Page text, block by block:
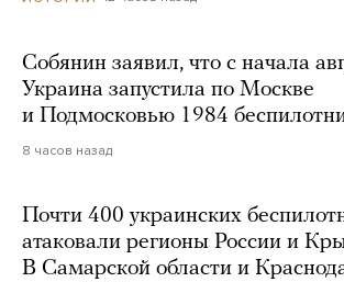
Собянин заявил, что с начала
Украина запустила по Москве
и Подмосковью 1984
8 часов назад
Почти 400 украинских
атаковали регионы России и
В Самарской области и